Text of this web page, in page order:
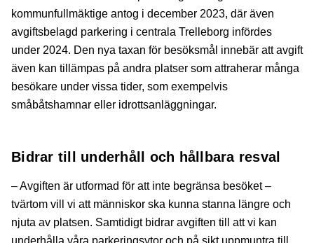
kommunfullmäktige antog i december 2023, där även
avgiftsbelagd parkering i centrala Trelleborg infördes
under 2024. Den nya taxan för besöksmål innebär att avgift
även kan tillämpas på andra platser som attraherar många
besökare under vissa tider, som exempelvis
småbåtshamnar eller idrottsanläggningar.
Bidrar till underhåll och hållbara resval
– Avgiften är utformad för att inte begränsa besöket –
tvärtom vill vi att människor ska kunna stanna längre och
njuta av platsen. Samtidigt bidrar avgiften till att vi kan
underhålla våra parkeringsytor och på sikt uppmuntra till